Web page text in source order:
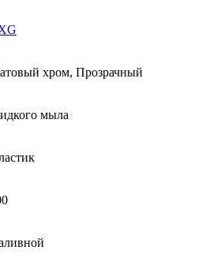
хром, Прозрачный
мыла